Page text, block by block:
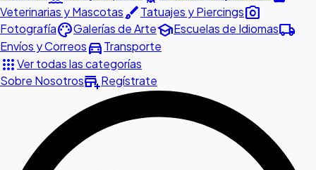
Veterinarias y MascotasbrushTatuajes y Piercingsphoto_camera
FotografíapaletteGalerías de ArteschoolEscuelas de Idiomaslocal_shipping
Envíos y Correosdirections_carTransporte
appsVer todas las categorías
Sobre Nosotrosadd_businessRegístrate